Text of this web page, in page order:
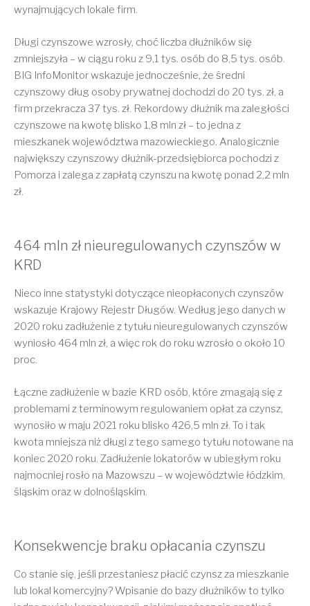
wynajmujących lokale firm.
Długi czynszowe wzrosły, choć liczba dłużników się
zmniejszyła – w ciągu roku z 9,1 tys. osób do 8,5 tys. osób.
BIG InfoMonitor wskazuje jednocześnie, że średni
czynszowy dług osoby prywatnej dochodzi do 20 tys. zł, a
firm przekracza 37 tys. zł. Rekordowy dłużnik ma zaległości
czynszowe na kwotę blisko 1,8 mln zł – to jedna z
mieszkanek województwa mazowieckiego. Analogicznie
największy czynszowy dłużnik-przedsiębiorca pochodzi z
Pomorza i zalega z zapłatą czynszu na kwotę ponad 2,2 mln
zł.
464 mln zł nieuregulowanych czynszów w
KRD
Nieco inne statystyki dotyczące nieopłaconych czynszów
wskazuje Krajowy Rejestr Długów. Według jego danych w
2020 roku zadłużenie z tytułu nieuregulowanych czynszów
wyniosło 464 mln zł, a więc rok do roku wzrosło o około 10
proc.
Łączne zadłużenie w bazie KRD osób, które zmagają się z
problemami z terminowym regulowaniem opłat za czynsz,
wynosiło w maju 2021 roku blisko 426,5 mln zł. To i tak
kwota mniejsza niż długi z tego samego tytułu notowane na
koniec 2020 roku. Zadłużenie lokatorów w ubiegłym roku
najmocniej rosło na Mazowszu – w województwie łódzkim,
śląskim oraz w dolnośląskim.
Konsekwencje braku opłacania czynszu
Co stanie się, jeśli przestaniesz płacić czynsz za mieszkanie
lub lokal komercyjny? Wpisanie do bazy dłużników to tylko